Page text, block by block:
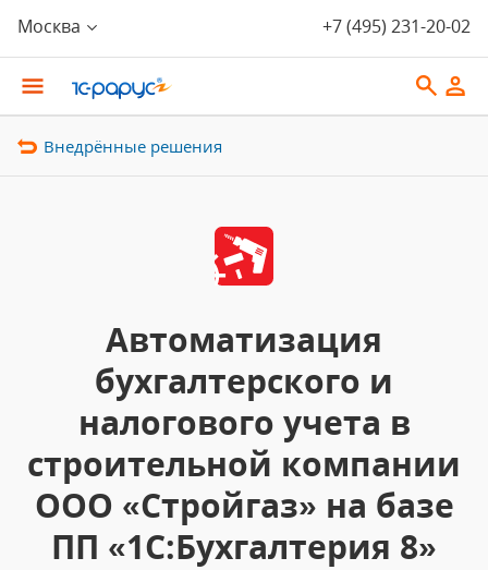
Москва +7 (495) 231-20-02
Внедрённые решения
Автоматизация
бухгалтерского и
налогового учета в
строительной компании
ООО «Стройгаз» на базе
ПП «1С:Бухгалтерия 8»